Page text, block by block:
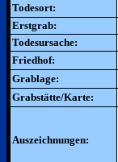
Todesort:
Erstgrab:
Todesursache:
Friedhof:
Grablage:
Grabstätte/Karte:
Auszeichnungen: